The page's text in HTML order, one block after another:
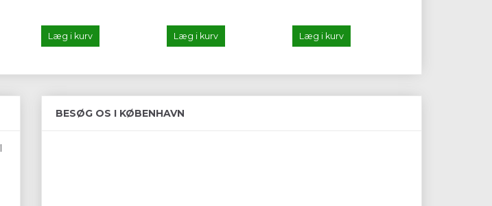
Læg i kurv Læg i kurv Læg i kurv
BESØG OS I KØBENHAVN